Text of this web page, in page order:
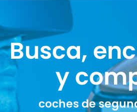
Busca,
y
coches de